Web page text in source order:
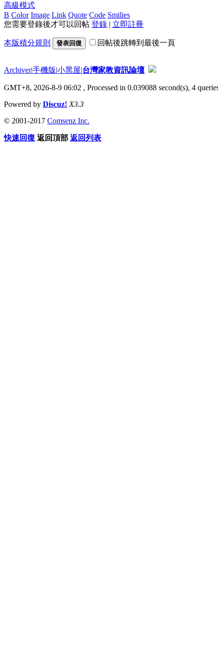
高級模式
B Color Image Link Quote Code Smilies
您需要登錄後才可以回帖 登錄 | 立即註冊
本版積分規則 發表回復 回帖後跳轉到最後一頁
Archiver|手機版|小黑屋|台灣家教資訊論壇
GMT+8, 2026-8-9 06:02 , Processed in 0.039088 second(s), 4
Powered by Discuz! X3.3
© 2001-2017 Comsenz Inc.
快速回復 返回頂部 返回列表